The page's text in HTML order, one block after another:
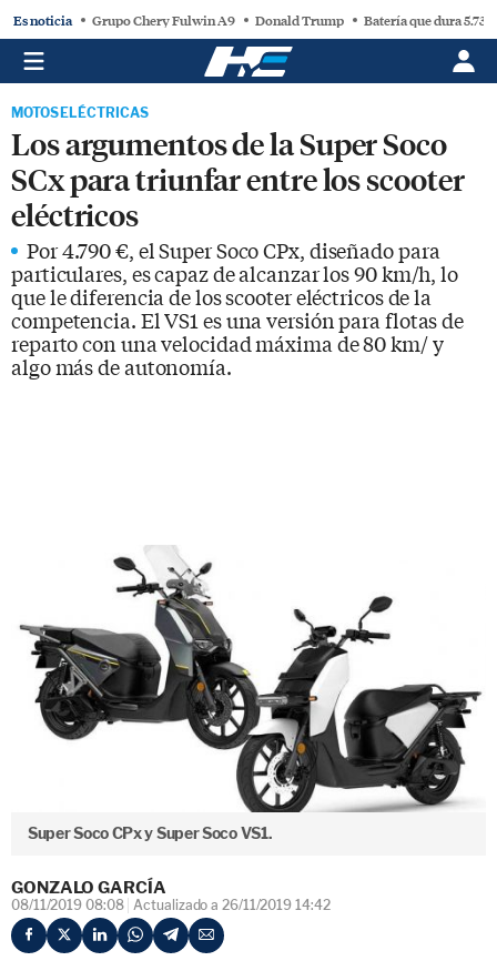
Es noticia Grupo Chery Fulwin A9 Donald Trump Batería que dura
MOTOS ELÉCTRICAS
Los argumentos de la Super Soco
SCx para triunfar entre los scooter
eléctricos
Por 4.790 €, el Super Soco CPx, diseñado para
particulares, es capaz de alcanzar los 90 km/h, lo
que le diferencia de los scooter eléctricos de la
competencia. El VS1 es una versión para flotas de
reparto con una velocidad máxima de 80 km/ y
algo más de autonomía.
Super Soco CPx y Super Soco VS1.
GONZALO GARCÍA
08/11/2019 08:08 Actualizado a 26/11/2019 14:42